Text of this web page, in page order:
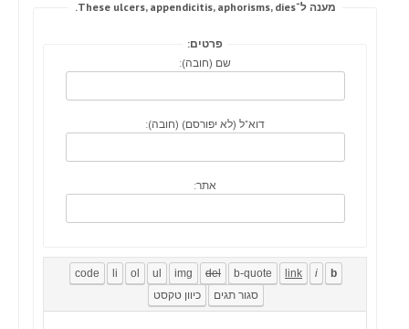
מענה ל־These ulcers, appendicitis, aphorisms, dies.
פרטים:
שם (חובה):
דוא"ל (לא יפורסם) (חובה):
אתר: